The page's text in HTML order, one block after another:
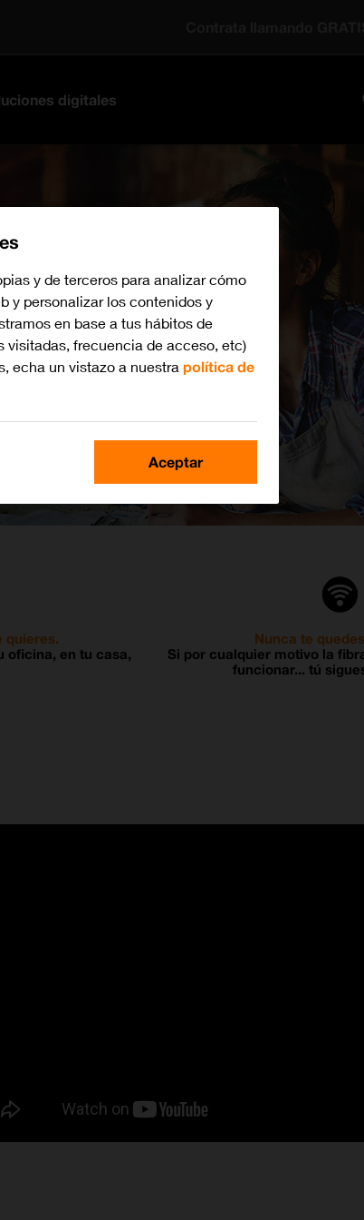
digitales
quieres.
oficina, en tu casa,
Nunca te
Si por cualquier motivo la
funcionar... tú
y de terceros para analizar cómo
y personalizar los contenidos y
en base a tus hábitos de
visitadas, frecuencia de acceso, etc)
echa un vistazo a nuestrapolítica de
Aceptar